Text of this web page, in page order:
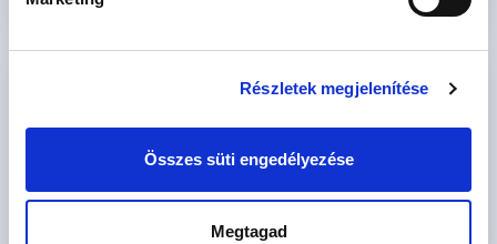
Részletek megjelenítése
Összes süti engedélyezése
Megtagad
ARANY BÁLINT
Irodavezető, Tripla gyémánt fokozatú
III. kerület - WFC